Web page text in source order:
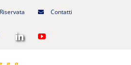
Contatti
FacebookLinkedInYouTube